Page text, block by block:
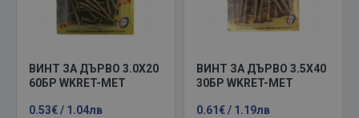
ВИНТ ЗА ДЪРВО 3.0X20
60БР WKRET-MET
0.53€ / 1.04лв
ВИНТ ЗА ДЪРВО 3.5X40
30БР WKRET-MET
0.61€ / 1.19лв